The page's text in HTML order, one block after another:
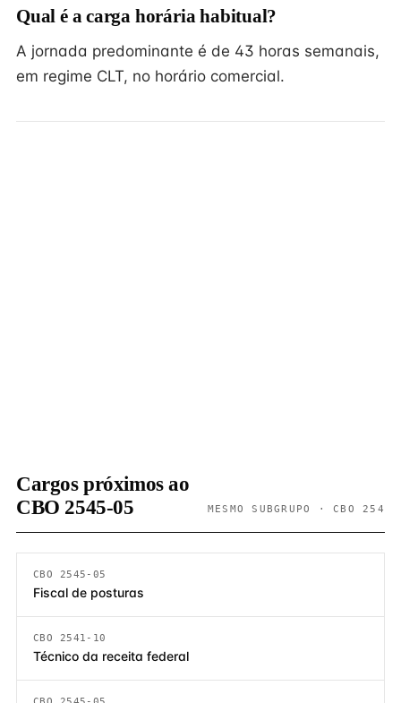
Qual é a carga horária habitual?
A jornada predominante é de 43 horas semanais,
em regime CLT, no horário comercial.
Cargos próximos ao
CBO 2545-05
MESMO SUBGRUPO · CBO 254
CBO 2545-05
Fiscal de posturas
CBO 2541-10
Técnico da receita federal